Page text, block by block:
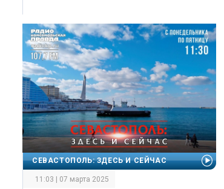
СЕВАСТОПОЛЬ: ЗДЕСЬ И СЕЙЧАС
11:03 | 07 марта 2025